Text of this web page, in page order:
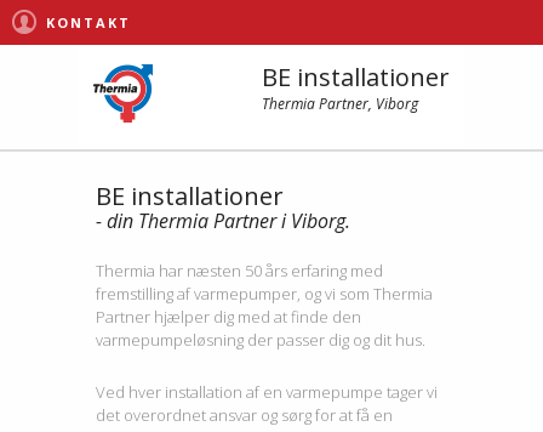
KONTAKT
BE installationer
Thermia Partner, Viborg
BE installationer
- din Thermia Partner i Viborg.
Thermia har næsten 50 års erfaring med
fremstilling af varmepumper, og vi som Thermia
Partner hjælper dig med at finde den
varmepumpeløsning der passer dig og dit hus.
Ved hver installation af en varmepumpe tager vi
det overordnet ansvar og sørg for at få en